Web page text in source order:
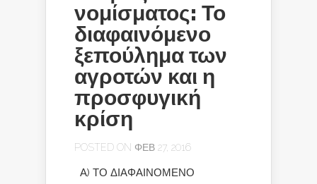
νομίσματος: Το
διαφαινόμενο
ξεπούλημα των
αγροτών και η
προσφυγική
κρίση
POSTED ON ΦΕΒ 27, 2016
Α) ΤΟ ΔΙΑΦΑΙΝΟΜΕΝΟ